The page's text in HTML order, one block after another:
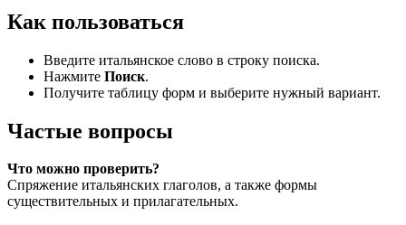
Как пользоваться
Введите итальянское слово в строку поиска.
Нажмите Поиск.
Получите таблицу форм и выберите нужный вариант.
Частые вопросы
Что можно проверить?
Спряжение итальянских глаголов, а также формы
существительных и прилагательных.